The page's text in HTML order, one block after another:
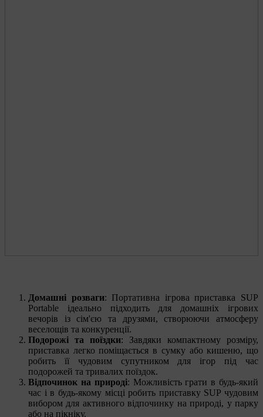
Домашні розваги: Портативна ігрова приставка SUP
Portable ідеально підходить для домашніх ігрових
вечорів із сім'єю та друзями, створюючи атмосферу
веселощів та конкуренції.
Подорожі та поїздки: Завдяки компактному розміру,
приставка легко поміщається в сумку або кишеню, що
робить її чудовим супутником для ігор під час
подорожей та тривалих поїздок.
Відпочинок на природі: Можливість грати в будь-який
час і в будь-якому місці робить приставку SUP чудовим
вибором для активного відпочинку на природі, у парку
або на пікніку.